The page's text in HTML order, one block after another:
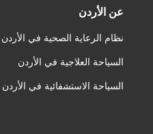
عن الأردن
نظام الرعاية الصحية في الأردن
السياحة العلاجية في الأردن
السياحة الاستشفائية في الأردن